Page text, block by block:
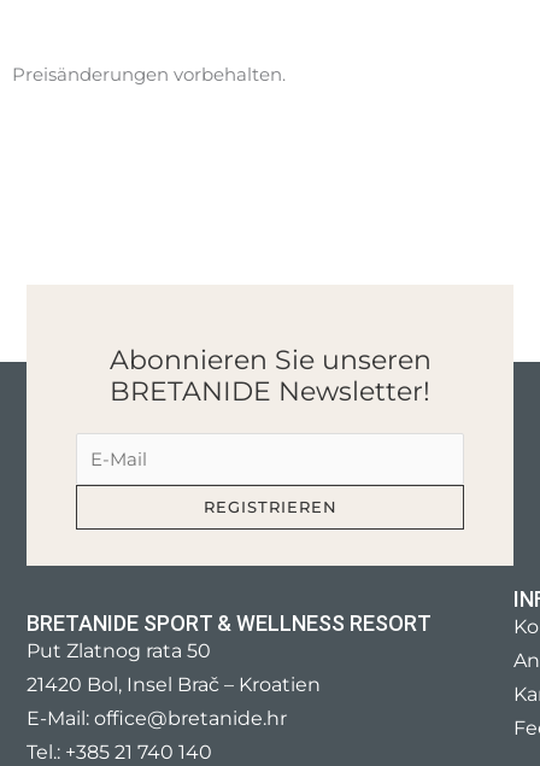
Preisänderungen vorbehalten.
Abonnieren Sie unseren
BRETANIDE Newsletter!
BRETANIDE SPORT & WELLNESS RESORT
Put Zlatnog rata 50
21420 Bol, Insel Brač – Kroatien
E-Mail:office@bretanide.hr
Tel.: +385 21 740 140